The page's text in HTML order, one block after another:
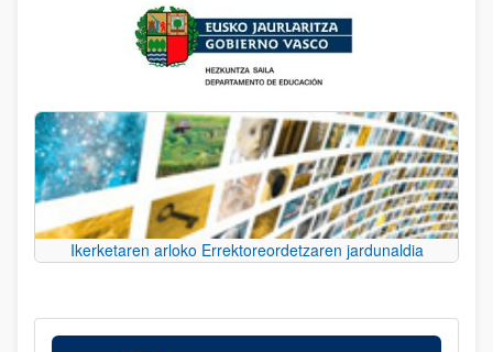
Ikerketaren arloko Errektoreordetzaren jardunaldia